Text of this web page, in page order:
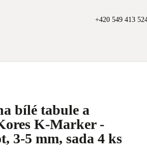
+420 549 413
bílé tabule a
K-Marker -
3-5 mm, sada 4 ks